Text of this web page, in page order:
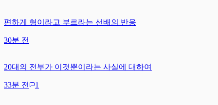
편하게 형이라고 부르라는 선배의 반응
30분 전
20대의 전부가 이것뿐이라는 사실에 대하여
33분 전 1